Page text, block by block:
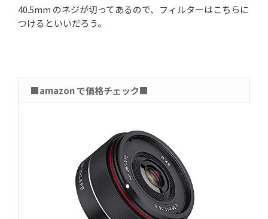
40.5mm のネジが切ってあるので、フィルターはこちらに
つけるといいだろう。
■amazon で価格チェック■